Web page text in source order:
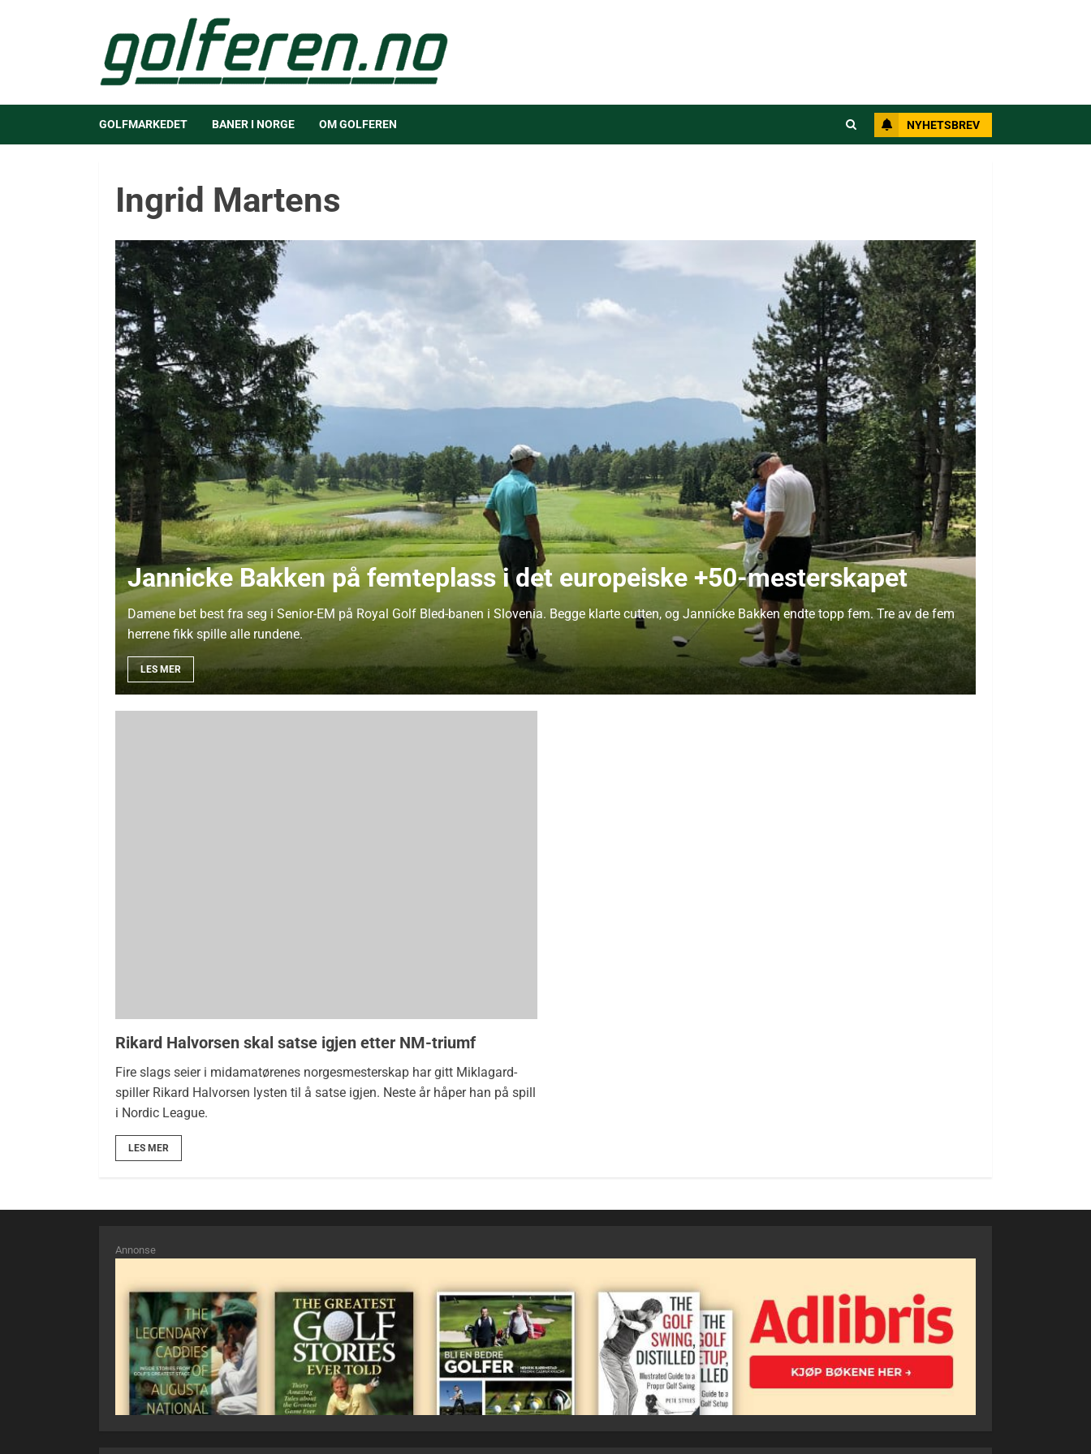
GOLFMARKEDET BANER I NORGE OM GOLFEREN NYHETSBREV
Ingrid Martens
Jannicke Bakken på femteplass i det europeiske +50-mesterskapet
Damene bet best fra seg i Senior-EM på Royal Golf Bled-banen i Slovenia. Begge klarte cutten, og Jannicke Bakken endte topp fem. Tre av de fem
herrene fikk spille alle rundene.
LES MER
Rikard Halvorsen skal satse igjen etter NM-triumf
Fire slags seier i midamatørenes norgesmesterskap har gitt Miklagard-
spiller Rikard Halvorsen lysten til å satse igjen. Neste år håper han på spill
i Nordic League.
LES MER
Annonse